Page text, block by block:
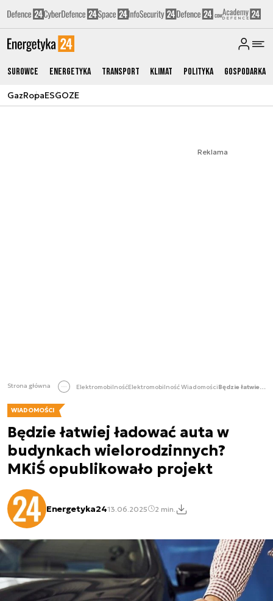
Surowce Energetyka Transport Klimat Polityka Gospodarka
GazRopaESGOZE
Reklama
Strona główna ElektromobilnośćElektromobilność Wiadomości Będzie łatwiej ładować auta w budynkach wielorodzinnych? MKiŚ opublikowało projekt
WIADOMOŚCI
Będzie łatwiej ładować auta w
budynkach wielorodzinnych?
MKiŚ opublikowało projekt
Energetyka2413.06.2025 2 min.